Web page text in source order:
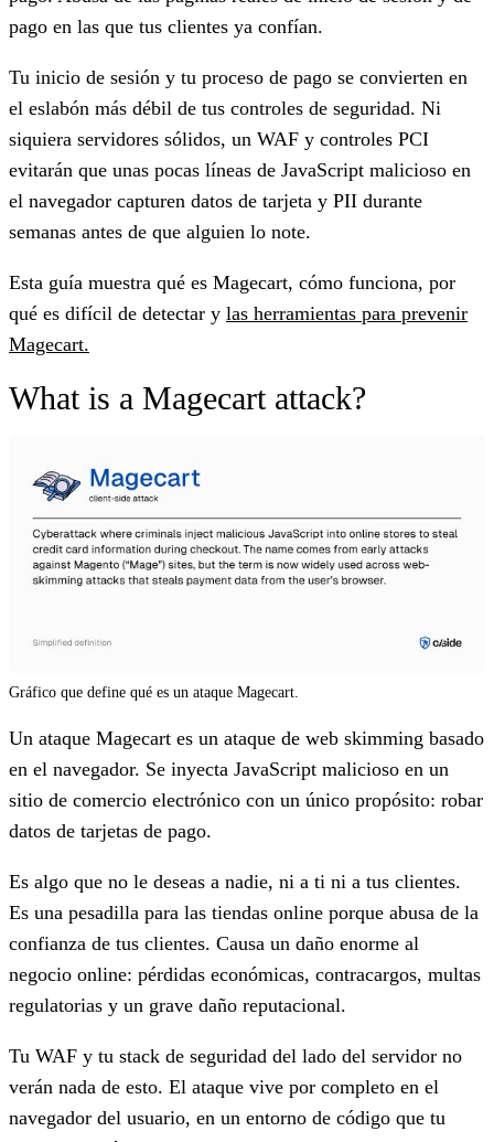
pago en las que tus clientes ya confían.
Tu inicio de sesión y tu proceso de pago se convierten en
el eslabón más débil de tus controles de seguridad. Ni
siquiera servidores sólidos, un WAF y controles PCI
evitarán que unas pocas líneas de JavaScript malicioso en
el navegador capturen datos de tarjeta y PII durante
semanas antes de que alguien lo note.
Esta guía muestra qué es Magecart, cómo funciona, por
qué es difícil de detectar y las herramientas para prevenir
Magecart.
What is a Magecart attack?
Gráfico que define qué es un ataque Magecart.
Un ataque Magecart es un ataque de web skimming basado
en el navegador. Se inyecta JavaScript malicioso en un
sitio de comercio electrónico con un único propósito: robar
datos de tarjetas de pago.
Es algo que no le deseas a nadie, ni a ti ni a tus clientes.
Es una pesadilla para las tiendas online porque abusa de la
confianza de tus clientes. Causa un daño enorme al
negocio online: pérdidas económicas, contracargos, multas
regulatorias y un grave daño reputacional.
Tu WAF y tu stack de seguridad del lado del servidor no
verán nada de esto. El ataque vive por completo en el
navegador del usuario, en un entorno de código que tu